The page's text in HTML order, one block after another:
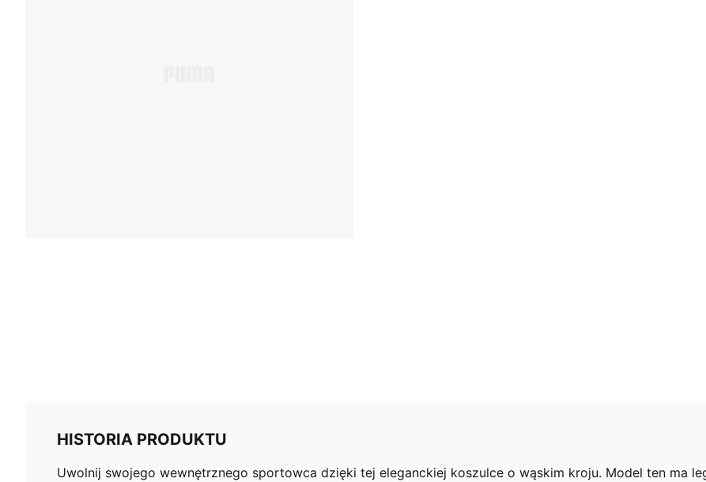
HISTORIA PRODUKTU
Uwolnij swojego wewnętrznego sportowca dzięki tej eleganckiej koszulce o wąskim kroju. Model ten ma